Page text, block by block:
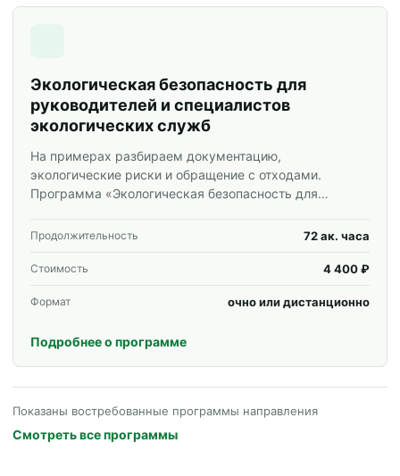
Экологическая безопасность для
руководителей и специалистов
экологических служб
На примерах разбираем документацию,
экологические риски и обращение с отходами.
Программа «Экологическая безопасность для
для специалистов и корпоративных групп.
Продолжительность 72 ак. часа
Стоимость 4 400 ₽
Формат очно или дистанционно
Подробнее о программе
Показаны востребованные программы направления
Смотреть все программы